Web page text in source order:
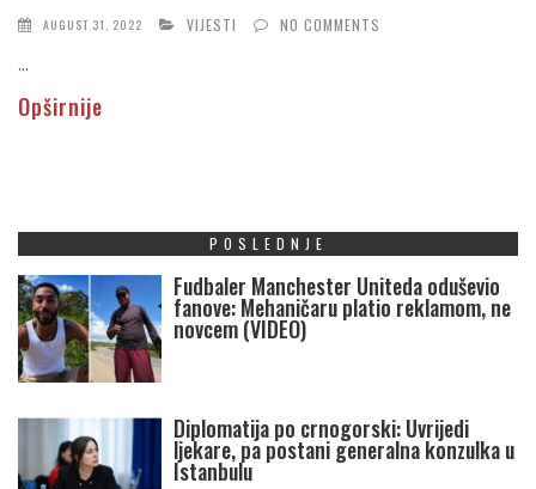
AUGUST 31, 2022 VIJESTI NO COMMENTS
...
Opširnije
POSLEDNJE
Fudbaler Manchester Uniteda oduševio
fanove: Mehaničaru platio reklamom, ne
novcem (VIDEO)
Diplomatija po crnogorski: Uvrijedi
ljekare, pa postani generalna konzulka u
Istanbulu